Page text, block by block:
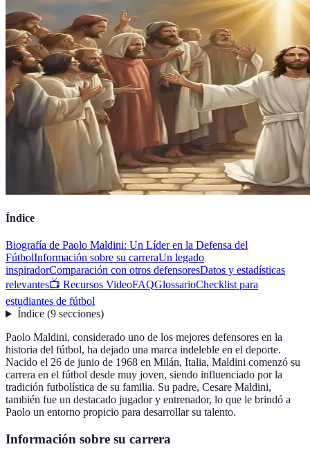
Índice
Biografía de Paolo Maldini: Un Líder en la Defensa del
FútbolInformación sobre su carreraUn legado
inspiradorComparación con otros defensoresDatos y estadísticas
relevantes📺 Recursos VideoFAQGlossarioChecklist para
estudiantes de fútbol
Índice(9 secciones)
Paolo Maldini, considerado uno de los mejores defensores en la
historia del fútbol, ha dejado una marca indeleble en el deporte.
Nacido el 26 de junio de 1968 en Milán, Italia, Maldini comenzó su
carrera en el fútbol desde muy joven, siendo influenciado por la
tradición futbolística de su familia. Su padre, Cesare Maldini,
también fue un destacado jugador y entrenador, lo que le brindó a
Paolo un entorno propicio para desarrollar su talento.
Información sobre su carrera